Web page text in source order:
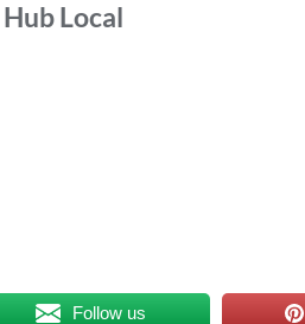
Hub Local
Follow us